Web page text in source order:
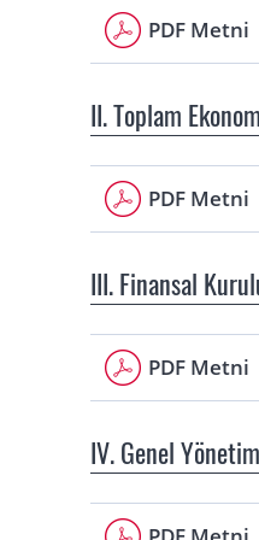
PDF Metni
II. Toplam
PDF Metni
III. Finansal
PDF Metni
IV. Genel Yönetim